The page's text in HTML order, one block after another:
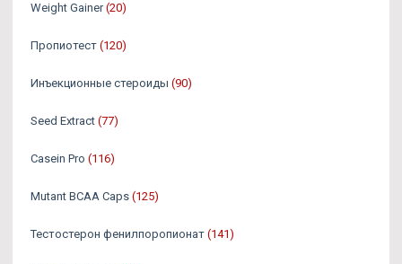
Weight Gainer (20)
Пропиотест (120)
Инъекционные стероиды (90)
Seed Extract (77)
Casein Pro (116)
Mutant BCAA Caps (125)
Тестостерон фенилпоропионат (141)